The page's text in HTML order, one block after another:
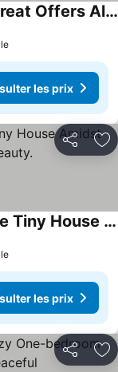
Perfect For Two, This Cozy Retreat Offers All You Need For An Eklutna Valley Getaway
les prix
Partager
Discover Tranquility In A Deluxe Tiny House Amidst Eklutna Valleys Natural Beauty.
les prix
Partager